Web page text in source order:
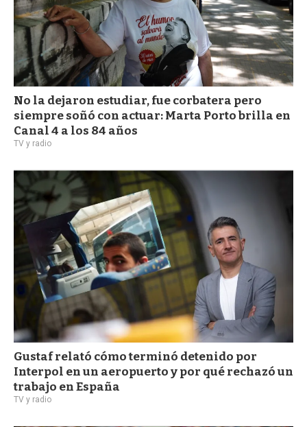
No la dejaron estudiar, fue corbatera pero
siempre soñó con actuar: Marta Porto brilla en
Canal 4 a los 84 años
TV y radio
Gustaf relató cómo terminó detenido por
Interpol en un aeropuerto y por qué rechazó un
trabajo en España
TV y radio